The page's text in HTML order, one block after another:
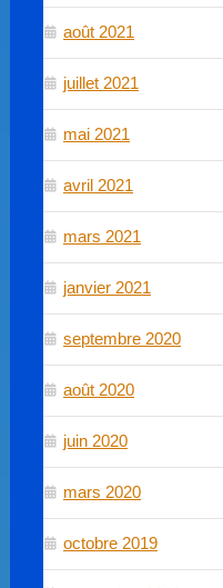
août 2021
juillet 2021
mai 2021
avril 2021
mars 2021
janvier 2021
septembre 2020
août 2020
juin 2020
mars 2020
octobre 2019